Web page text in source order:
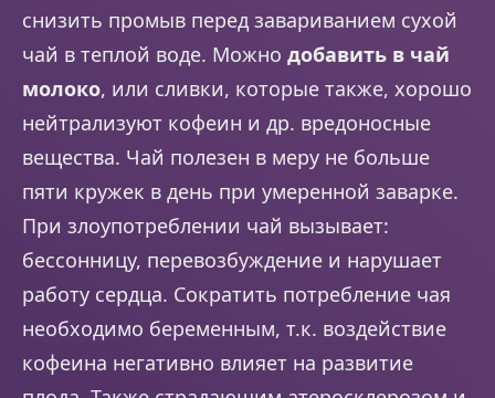
снизить промыв перед завариванием сухой
чай в теплой воде. Можно добавить в чай
молоко, или сливки, которые также, хорошо
нейтрализуют кофеин и др. вредоносные
вещества. Чай полезен в меру не больше
пяти кружек в день при умеренной заварке.
При злоупотреблении чай вызывает:
бессонницу, перевозбуждение и нарушает
работу сердца. Сократить потребление чая
необходимо беременным, т.к. воздействие
кофеина негативно влияет на развитие